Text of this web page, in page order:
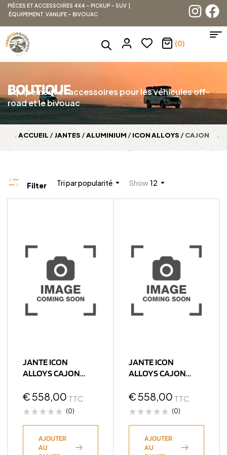
PIÈCES ET ACCESSOIRES 4X4 – PICKUP – SUV |
ÉQUIPEMENT VANLIFE – BIVOUAC
(0)
BOUTIQUE
Équipement et accessoires pour les véhicules off-
road et le bivouac
ACCUEIL /JANTES /ALUMINIUM /ICON ALLOYS / CAJON
Filter Tri par popularité Show12
JANTE ICON
ALLOYS CAJON
5×127 ET16 CB71.6
€558,00 TTC
(0)
AJOUTER
AU
JANTE ICON
ALLOYS CAJON
6×139.7 ET16 CB106.1
€558,00 TTC
(0)
AJOUTER
AU